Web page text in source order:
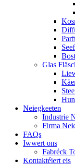
Glas
Neiegkeeten
Industrie
Firma
FAQs
Iwwert ons
Fabréck
Kontaktéiert eis